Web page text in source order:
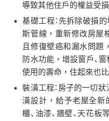
導致其他住戶的權益受
基礎工程：先拆除破損的
斯管線，重新修改房屋
且修復壁癌和漏水問題
防水功能，增設窗戶、
使用的壽命，住起來也比
裝潢工程：房子的一切
潢設計，給予老屋全新
櫃、油漆、牆壁、天花板